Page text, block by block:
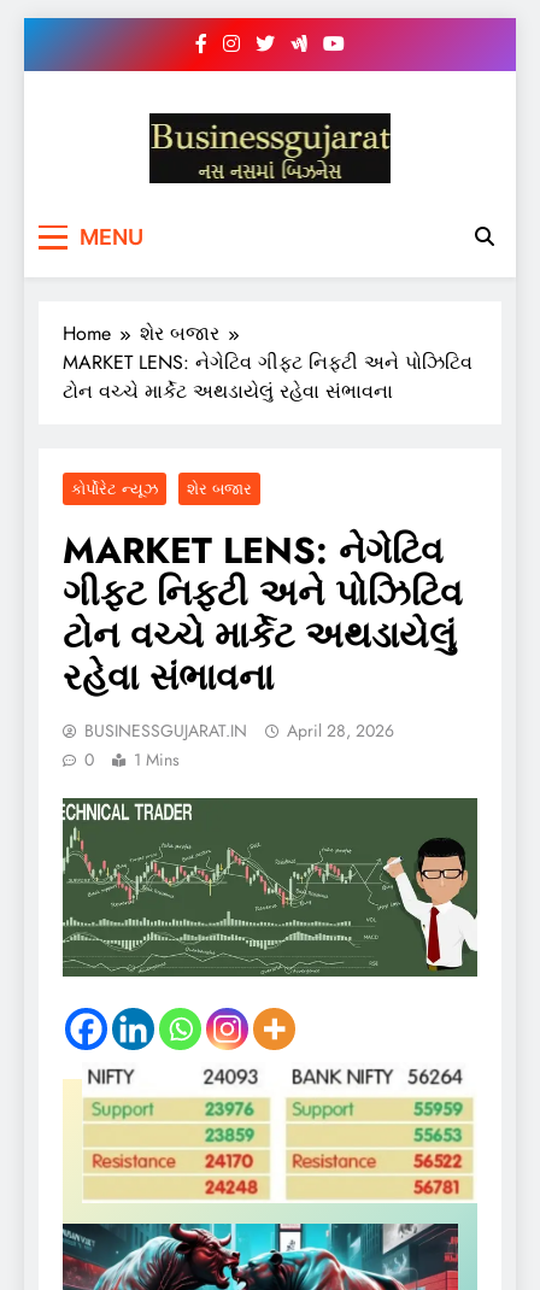
BUSINESS GUJARAT
MENU
Home
શેર બજાર
MARKET LENS: નેગેટિવ ગીફ્ટ નિફ્ટી અને પોઝિટિવ
ટોન વચ્ચે માર્કેટ અથડાયેલું રહેવા સંભાવના
કોર્પોરેટ ન્યૂઝ શેર બજાર
MARKET LENS: નેગેટિવ
ગીફ્ટ નિફ્ટી અને પોઝિટિવ
ટોન વચ્ચે માર્કેટ અથડાયેલું
રહેવા સંભાવના
BUSINESSGUJARAT.IN
April 28, 2026
0
1 Mins